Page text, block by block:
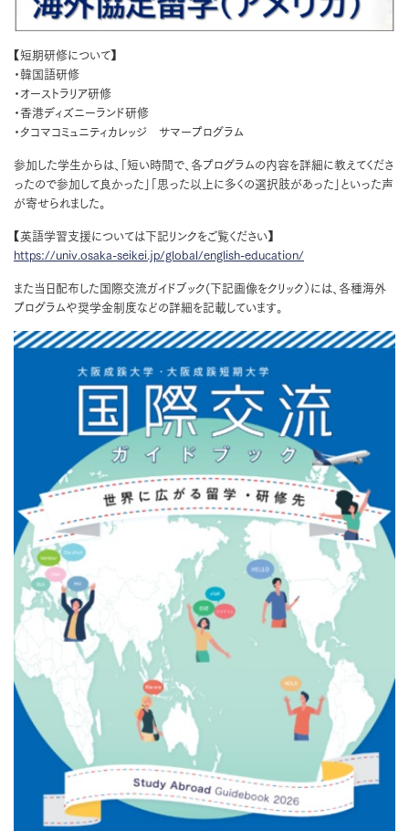
【短期研修について】
・韓国語研修
・オーストラリア研修
・香港ディズニーランド研修
・タコマコミュニティカレッジ サマープログラム
参加した学生からは、「短い時間で、各プログラムの内容を詳細に教えてくださ
ったので参加して良かった」「思った以上に多くの選択肢があった」といった声
が寄せられました。
【英語学習支援については下記リンクをご覧ください】
https://univ.osaka-seikei.jp/global/english-education/
また当日配布した国際交流ガイドブック(下記画像をクリック）には、各種海外
プログラムや奨学金制度などの詳細を記載しています。